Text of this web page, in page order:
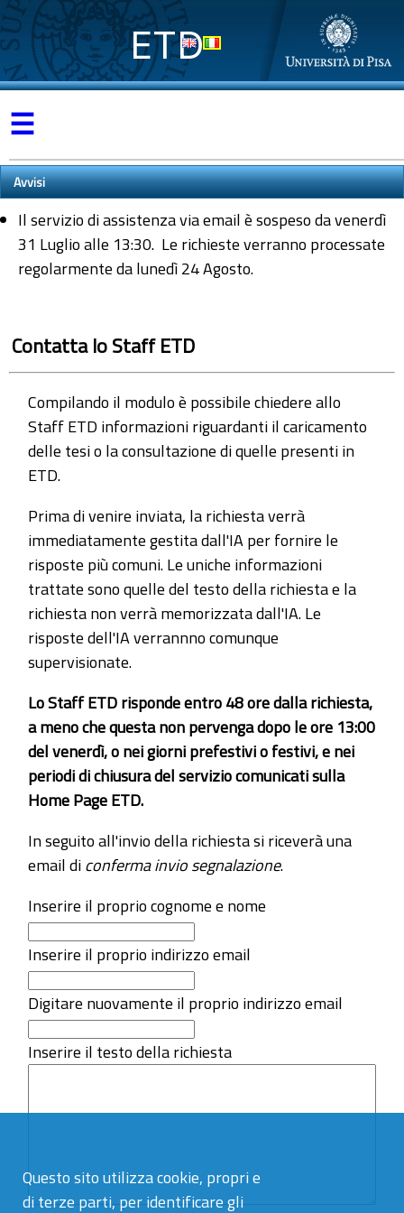
Questo sito utilizza cookie, propri e
di terze parti, per identificare gli
ETD
☰
Avvisi
Il servizio di assistenza via email è sospeso da venerdì
31 Luglio alle 13:30. Le richieste verranno processate
regolarmente da lunedì 24 Agosto.
Contatta lo Staff ETD
Compilando il modulo è possibile chiedere allo
Staff ETD informazioni riguardanti il caricamento
delle tesi o la consultazione di quelle presenti in
ETD.
Prima di venire inviata, la richiesta verrà
immediatamente gestita dall'IA per fornire le
risposte più comuni. Le uniche informazioni
trattate sono quelle del testo della richiesta e la
richiesta non verrà memorizzata dall'IA. Le
risposte dell'IA verrannno comunque
supervisionate.
Lo Staff ETD risponde entro 48 ore dalla richiesta,
a meno che questa non pervenga dopo le ore 13:00
del venerdì, o nei giorni prefestivi o festivi, e nei
periodi di chiusura del servizio comunicati sulla
Home Page ETD.
In seguito all'invio della richiesta si riceverà una
email diconferma invio segnalazione.
Inserire il proprio cognome e nome
Inserire il proprio indirizzo email
Digitare nuovamente il proprio indirizzo email
Inserire il testo della richiesta